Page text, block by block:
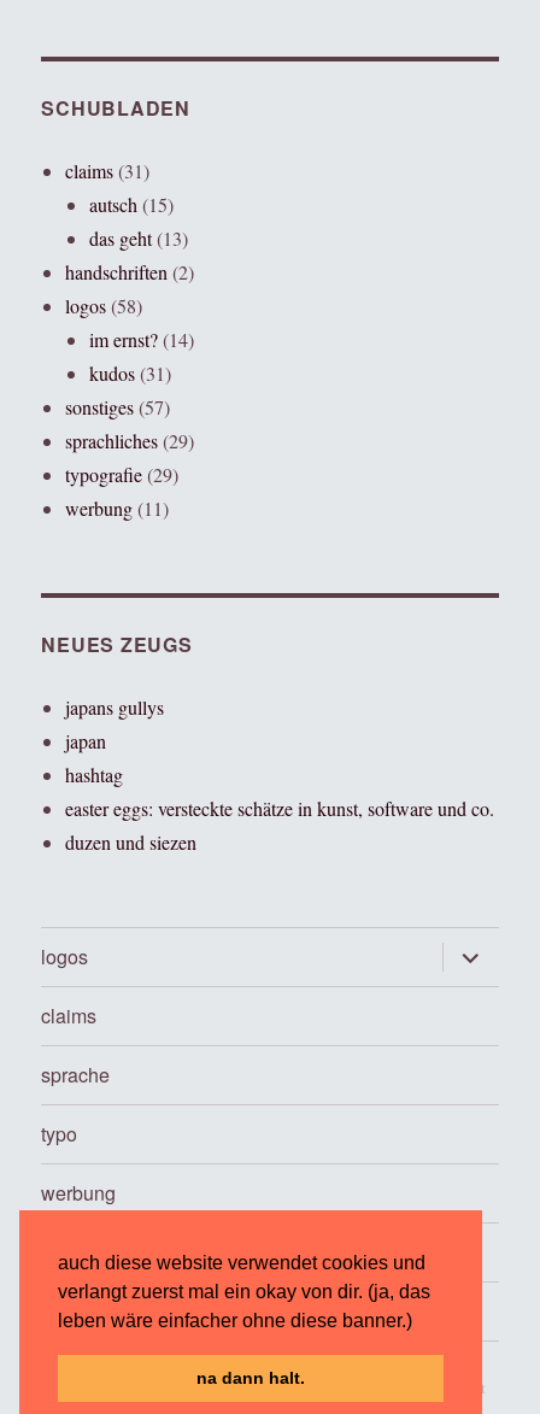
auch diese website verwendet cookies und
verlangt zuerst mal ein okay von dir. (ja, das
leben wäre einfacher ohne diese banner.)
na dann halt.
SCHUBLADEN
claims(31)
autsch (15)
das geht(13)
handschriften (2)
logos(58)
im ernst?(14)
kudos(31)
sonstiges(57)
sprachliches(29)
typografie(29)
werbung(11)
NEUES ZEUGS
japans gullys
japan
hashtag
easter eggs: versteckte schätze in kunst, software und co.
duzen und siezen
logos
anzeigen
claims
sprache
typo
werbung
…
über
logoblog · · · wörter · worte · formen · symbole · · ·
Stolz präsentiert